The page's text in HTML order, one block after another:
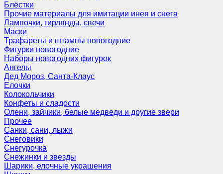
Блёстки
Прочие материалы для имитации инея и снега
Лампочки, гирлянды, свечи
Маски
Трафареты и штампы новогодние
Фигурки новогодние
Наборы новогодних фигурок
Ангелы
Дед Мороз, Санта-Клаус
Елочки
Колокольчики
Конфеты и сладости
Олени, зайчики, белые медведи и другие звери
Прочее
Санки, сани, лыжи
Снеговики
Снегурочка
Снежинки и звезды
Шарики, елочные украшения